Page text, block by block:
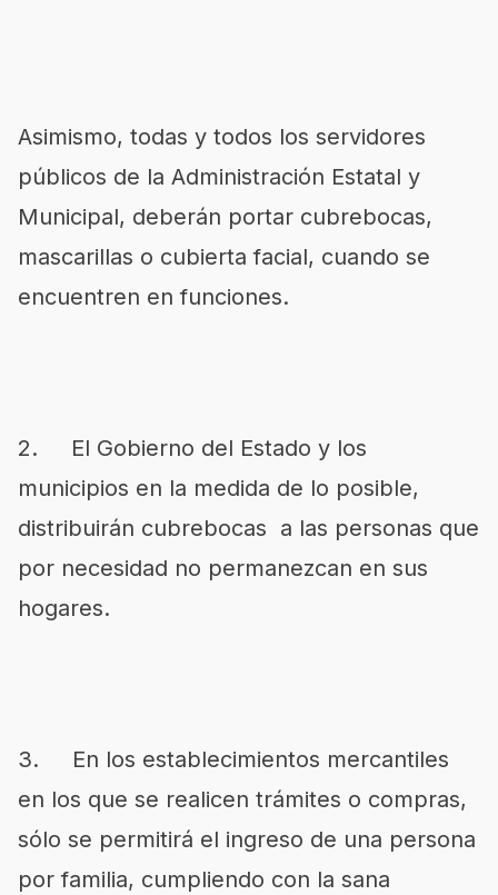
Asimismo, todas y todos los servidores
públicos de la Administración Estatal y
Municipal, deberán portar cubrebocas,
mascarillas o cubierta facial, cuando se
encuentren en funciones.
2. El Gobierno del Estado y los
municipios en la medida de lo posible,
distribuirán cubrebocas a las personas que
por necesidad no permanezcan en sus
hogares.
3. En los establecimientos mercantiles
en los que se realicen trámites o compras,
sólo se permitirá el ingreso de una persona
por familia, cumpliendo con la sana